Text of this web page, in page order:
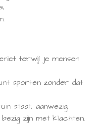
terwijl je mensen
sporten zonder dat
staat, aanwezig,
zijn met klachten.